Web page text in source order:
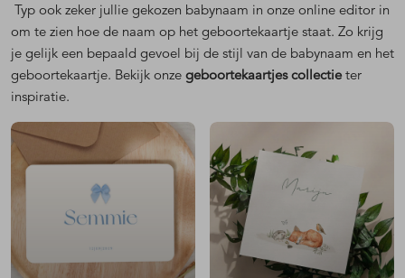
Typ ook zeker jullie gekozen babynaam in onze online editor in
om te zien hoe de naam op het geboortekaartje staat. Zo krijg
je gelijk een bepaald gevoel bij de stijl van de babynaam en het
geboortekaartje. Bekijk onze geboortekaartjes collectieter
inspiratie.